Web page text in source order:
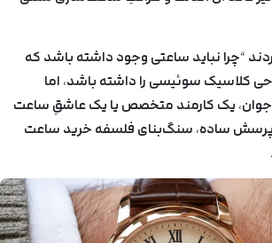
“چرا نباید ساعتی وجود داشته باشد که
کلاسیک سوئیسی را داشته باشد، اما
یک کارمند متخصص یا یک عاشقِ ساعت
ساده، سنگ‌بنای فلسفهخرید ساعت